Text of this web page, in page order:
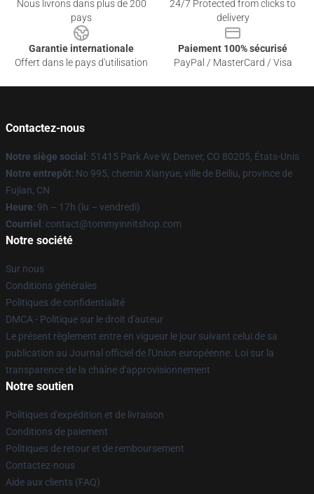
Nous livrons dans plus de 200
pays
24/7 Protected from clicks to
delivery
Garantie internationale
Offert dans le pays d'utilisation
Paiement 100% sécurisé
PayPal / MasterCard / Visa
Contactez-nous
Notre siège social : 51415 Park Ave W, Denver, CO 80205, États-Unis
Notre entrepôt: No 995, chemin Xianyue, ville de Beiliu, province de
Fujian, CN
Heure: 9h – 17h (lu – vendredi)
Courriel : contact@tommyinnitshop.com
Notre société
Sur nous
Conditions générales
Politiques de confidentialité
DMCA - Politique sur le droit d'auteur
Le présent règlement entre en vigueur le jour suivant celui de sa
publication au Journal officiel de l'Union européenne. Loi sur la
transparence de la chaîne d'approvisionnement
Notre soutien
Politiques d'expédition et de livraison
Conditions de paiement
Politiques de retour et de remboursement
Contactez-nous
Aide aux clients (FAQ)